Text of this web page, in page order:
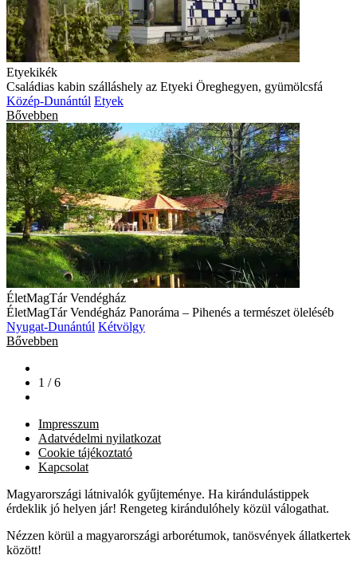
Etyekikék
Családias kabin szálláshely az Etyeki Öreghegyen, gyümölcsfá
Közép-Dunántúl Etyek
Bővebben
ÉletMagTár Vendégház
ÉletMagTár Vendégház Panoráma – Pihenés a természet öleléséb
Nyugat-Dunántúl Kétvölgy
Bővebben
1 / 6
Impresszum
Adatvédelmi nyilatkozat
Cookie tájékoztató
Kapcsolat
Magyarországi látnivalók gyűjteménye. Ha kirándulástippek
érdeklik jó helyen jár! Rengeteg kirándulóhely közül válogathat.
Nézzen körül a magyarországi arborétumok, tanösvények állatkertek
között!